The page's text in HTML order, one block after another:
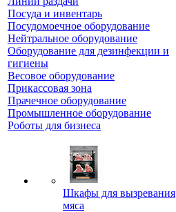
Посуда и инвентарь
Посудомоечное оборудование
Нейтральное оборудование
Оборудование для дезинфекции и
гигиены
Весовое оборудование
Прикассовая зона
Прачечное оборудование
Промышленное оборудование
Роботы для бизнеса
Шкафы для вызревания
мяса